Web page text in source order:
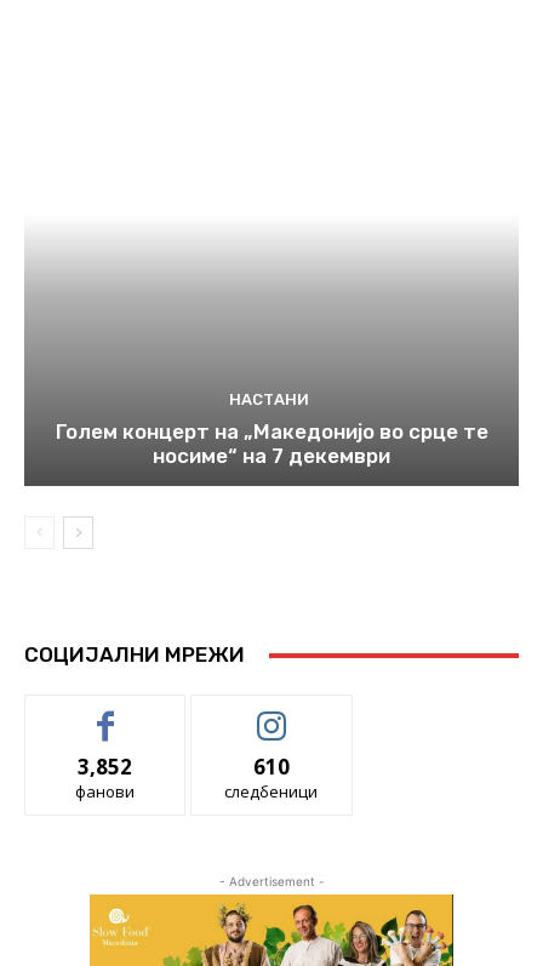
НАСТАНИ
Голем концерт на „Македонијо во срце те
носиме“ на 7 декември
СОЦИЈАЛНИ МРЕЖИ
3,852
фанови
610
следбеници
- Advertisement -